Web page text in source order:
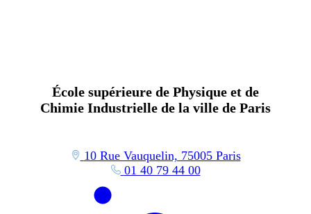
École supérieure de Physique et de
Chimie Industrielle de la ville de Paris
10 Rue Vauquelin, 75005 Paris
01 40 79 44 00